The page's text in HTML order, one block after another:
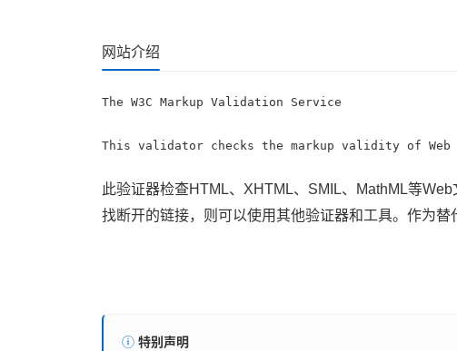
网站介绍
The W3C Markup Validation Service
This validator checks the markup validity of
此验证器检查HTML、XHTML、SMIL、MathML等
找断开的链接，则可以使用其他验证器和工具。 作为替
特别声明